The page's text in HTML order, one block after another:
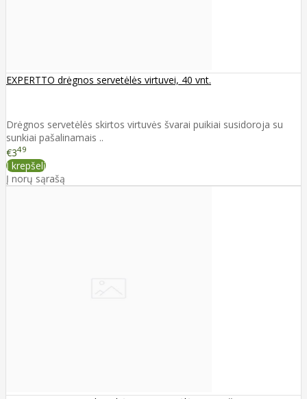
EXPERTTO drėgnos servetėlės virtuvei, 40 vnt.
Drėgnos servetėlės skirtos virtuvės švarai puikiai susidoroja su
sunkiai pašalinamais ..
€349
Į krepšelį
Į norų sąrašą